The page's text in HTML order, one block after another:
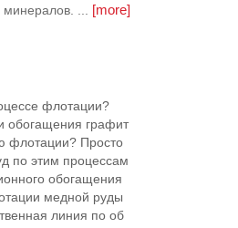
...
[more]
флотации?
обогащения графит
флотации? Просто
по этим процессам
обогащения
медной руды
линия по об